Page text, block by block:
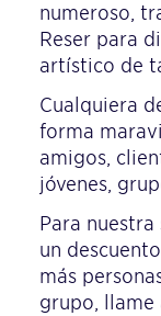
numeroso,
Reser para
artístico de
Cualquiera
forma
amigos,
jóvenes,
Para nuestra
un
más
grupo, llame